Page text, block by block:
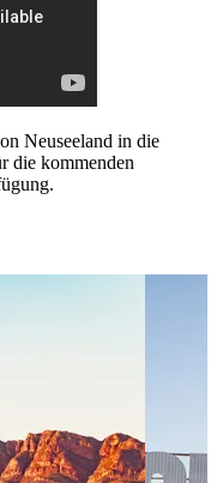
Neuseeland in die
die kommenden